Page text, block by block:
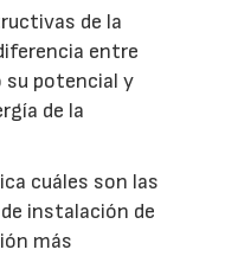
de la
entre
su potencial y
de la
cuáles son las
instalación de
más